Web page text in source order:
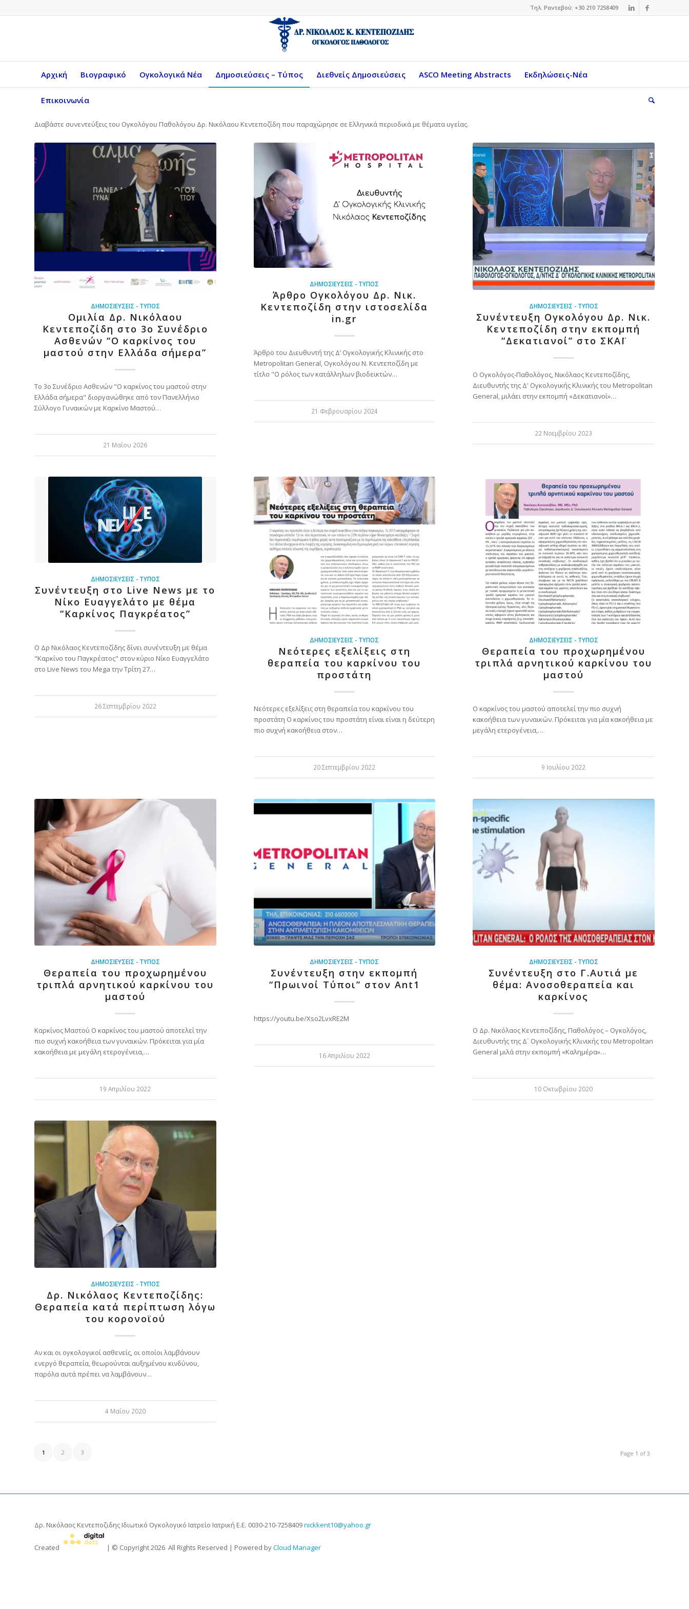
Τηλ. Ραντεβού: +30 210 7258409
Αρχική Βιογραφικό Ογκολογικά Νέα Δημοσιεύσεις – Τύπος Διεθνείς Δημοσιεύσεις ASCO Meeting Abstracts Εκδηλώσεις-Νέα
Επικοινωνία
Διαβάστε συνεντεύξεις του Ογκολόγου Παθολόγου Δρ. Νικόλαου Κεντεποζίδη που παραχώρησε σε Ελληνικά περιοδικά με θέματα υγείας.
ΔΗΜΟΣΙΕΎΣΕΙΣ - ΤΎΠΟΣ
Ομιλία Δρ. Νικόλαου
Κεντεποζίδη στο 3ο Συνέδριο
Ασθενών “Ο καρκίνος του
μαστού στην Ελλάδα σήμερα”
Το 3ο Συνέδριο Ασθενών "Ο καρκίνος του μαστού στην
Ελλάδα σήμερα" διοργανώθηκε από τον Πανελλήνιο
Σύλλογο Γυναικών με Καρκίνο Μαστού…
21 Μαΐου 2026
ΔΗΜΟΣΙΕΎΣΕΙΣ - ΤΎΠΟΣ
Άρθρο Ογκολόγου Δρ. Νικ.
Κεντεποζίδη στην ιστοσελίδα
in.gr
Άρθρο του Διευθυντή της Δ’ Ογκολογικής Κλινικής στο
Metropolitan General, Ογκολόγου Ν. Κεντεποζίδη με
τίτλο "Ο ρόλος των κατάλληλων βιοδεικτών…
21 Φεβρουαρίου 2024
ΔΗΜΟΣΙΕΎΣΕΙΣ - ΤΎΠΟΣ
Συνέντευξη Ογκολόγου Δρ. Νικ.
Κεντεποζίδη στην εκπομπή
“Δεκατιανοί” στο ΣΚΑΪ
Ο Ογκολόγος-Παθολόγος, Νικόλαος Κεντεποζίδης,
Διευθυντής της Δ' Ογκολογικής Κλινικής του Metropolitan
General, μιλάει στην εκπομπή «Δεκατιανοί»…
22 Νοεμβρίου 2023
ΔΗΜΟΣΙΕΎΣΕΙΣ - ΤΎΠΟΣ
Συνέντευξη στο Live News με το
Νίκο Ευαγγελάτο με θέμα
“Καρκίνος Παγκρέατος”
Ο Δρ Νικόλαος Κεντεποζίδης δίνει συνέντευξη με θέμα
"Καρκίνο του Παγκρέατος" στον κύριο Νίκο Ευαγγελάτο
στο Live News του Mega την Τρίτη 27…
26 Σεπτεμβρίου 2022
ΔΗΜΟΣΙΕΎΣΕΙΣ - ΤΎΠΟΣ
Νεότερες εξελίξεις στη
θεραπεία του καρκίνου του
προστάτη
Νεότερες εξελίξεις στη θεραπεία του καρκίνου του
προστάτη Ο καρκίνος του προστάτη είναι είναι η δεύτερη
πιο συχνή κακοήθεια στον…
20 Σεπτεμβρίου 2022
ΔΗΜΟΣΙΕΎΣΕΙΣ - ΤΎΠΟΣ
Θεραπεία του προχωρημένου
τριπλά αρνητικού καρκίνου του
μαστού
Ο καρκίνος του μαστού αποτελεί την πιο συχνή
κακοήθεια των γυναικών. Πρόκειται για μία κακοήθεια με
μεγάλη ετερογένεια,…
9 Ιουλίου 2022
ΔΗΜΟΣΙΕΎΣΕΙΣ - ΤΎΠΟΣ
Θεραπεία του προχωρημένου
τριπλά αρνητικού καρκίνου του
μαστού
Καρκίνος Μαστού Ο καρκίνος του μαστού αποτελεί την
πιο συχνή κακοήθεια των γυναικών. Πρόκειται για μία
κακοήθεια με μεγάλη ετερογένεια,…
19 Απριλίου 2022
ΔΗΜΟΣΙΕΎΣΕΙΣ - ΤΎΠΟΣ
Συνέντευξη στην εκπομπή
“Πρωινοί Τύποι” στον Ant1
https://youtu.be/Xso2LvxRE2M
16 Απριλίου 2022
ΔΗΜΟΣΙΕΎΣΕΙΣ - ΤΎΠΟΣ
Συνέντευξη στο Γ.Αυτιά με
θέμα: Ανοσοθεραπεία και
καρκίνος
Ο Δρ. Νικόλαος Κεντεποζίδης, Παθολόγος – Ογκολόγος,
Διευθυντής της Δ´ Ογκολογικής Κλινικής του Metropolitan
General μιλά στην εκπομπή «Καλημέρα»…
10 Οκτωβρίου 2020
ΔΗΜΟΣΙΕΎΣΕΙΣ - ΤΎΠΟΣ
Δρ. Νικόλαος Κεντεποζίδης:
Θεραπεία κατά περίπτωση λόγω
του κορονοϊού
Αν και οι ογκολογικοί ασθενείς, οι οποίοι λαμβάνουν
ενεργό θεραπεία, θεωρούνται αυξημένου κινδύνου,
παρόλα αυτά πρέπει να λαμβάνουν…
4 Μαΐου 2020
Page 1 of 3
1 2 3
Δρ. Νικόλαος Κεντεποζιδης Ιδιωτικό Ογκολογικό Ιατρείο Ιατρική Ε.Ε. 0030-210-7258409nickkent10@yahoo.gr
Created | © Copyright2026 All Rights Reserved | Powered byCloud Manager